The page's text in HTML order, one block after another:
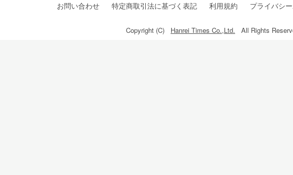
お問い合わせ 特定商取引法に基づく表記 利用規約 プライバシ
Copyright (C) Hanrei Times Co.,Ltd. All Rights